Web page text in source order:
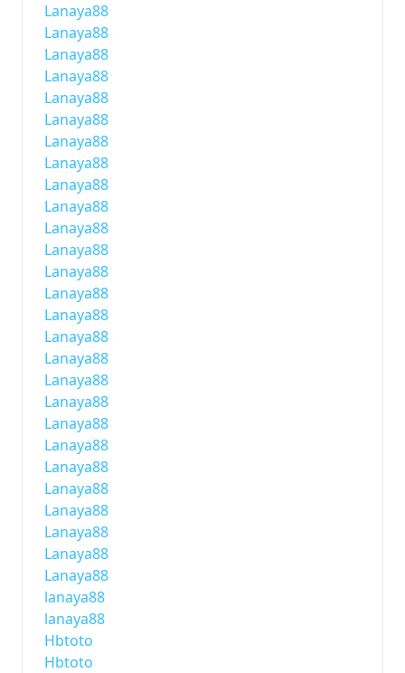
Lanaya88
Lanaya88
Lanaya88
Lanaya88
Lanaya88
Lanaya88
Lanaya88
Lanaya88
Lanaya88
Lanaya88
Lanaya88
Lanaya88
Lanaya88
Lanaya88
Lanaya88
Lanaya88
Lanaya88
Lanaya88
Lanaya88
Lanaya88
Lanaya88
Lanaya88
Lanaya88
Lanaya88
Lanaya88
Lanaya88
Lanaya88
lanaya88
lanaya88
Hbtoto
Hbtoto